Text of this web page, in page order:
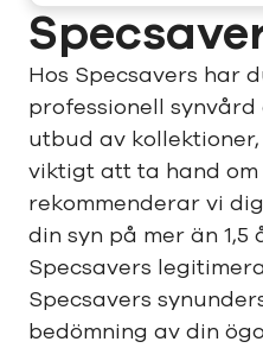
Hos Specsavers har
professionell
utbud av
viktigt att ta hand om
rekommenderar vi
din syn på mer än
Specsavers
Specsavers
bedömning av din